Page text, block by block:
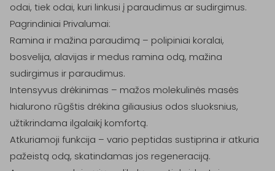
odai, tiek odai, kuri linkusi į paraudimus ar sudirgimus.
Pagrindiniai Privalumai:
Ramina ir mažina paraudimą – polipiniai koralai,
bosvelija, alavijas ir medus ramina odą, mažina
sudirgimus ir paraudimus.
Intensyvus drėkinimas – mažos molekulinės masės
hialurono rūgštis drėkina giliausius odos sluoksnius,
užtikrindama ilgalaikį komfortą.
Atkuriamoji funkcija – vario peptidas sustiprina ir atkuria
pažeistą odą, skatindamas jos regeneraciją.